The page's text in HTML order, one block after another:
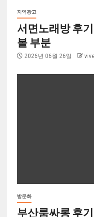
지역광고
서면노래방 후
볼 부분
2026년 06월 26일
밤문화
부산룸싸롱 후